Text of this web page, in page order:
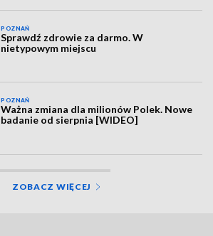
POZNAŃ
Sprawdź zdrowie za darmo. W
nietypowym miejscu
POZNAŃ
Ważna zmiana dla milionów Polek. Nowe
badanie od sierpnia [WIDEO]
ZOBACZ WIĘCEJ